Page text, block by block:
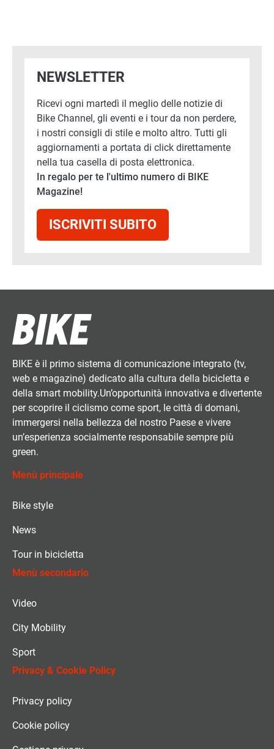
NEWSLETTER
Ricevi ogni martedì il meglio delle notizie di
Bike Channel, gli eventi e i tour da non perdere,
i nostri consigli di stile e molto altro. Tutti gli
aggiornamenti a portata di click direttamente
nella tua casella di posta elettronica.
In regalo per te l'ultimo numero di BIKE
Magazine!
ISCRIVITI SUBITO
BIKE è il primo sistema di comunicazione integrato (tv,
web e magazine) dedicato alla cultura della bicicletta e
della smart mobility.Un’opportunità innovativa e divertente
per scoprire il ciclismo come sport, le città di domani,
immergersi nella bellezza del nostro Paese e vivere
un’esperienza socialmente responsabile sempre più
green.
Menù principale
Bike style
News
Tour in bicicletta
Menù secondario
Video
City Mobility
Sport
Privacy & Cookie Policy
Privacy policy
Cookie policy